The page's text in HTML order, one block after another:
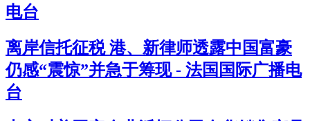
电台
离岸信托征税 港、新律师透露中国富豪
仍感“震惊”并急于筹现 - 法国国际广播电
台